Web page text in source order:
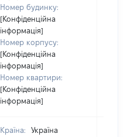
Номер будинку:
[Конфіденційна
інформація]
Номер корпусу:
[Конфіденційна
інформація]
Номер квартири:
[Конфіденційна
інформація]
Країна:
Україна